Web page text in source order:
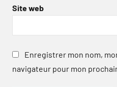
Site web
Enregistrer mon nom,
navigateur pour mon